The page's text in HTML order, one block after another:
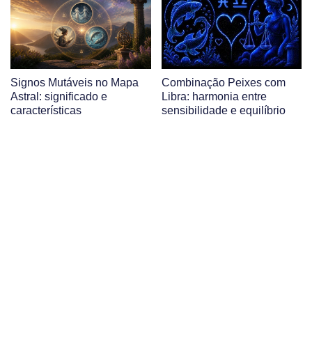
Signos Mutáveis no Mapa
Astral: significado e
características
Combinação Peixes com
Libra: harmonia entre
sensibilidade e equilíbrio